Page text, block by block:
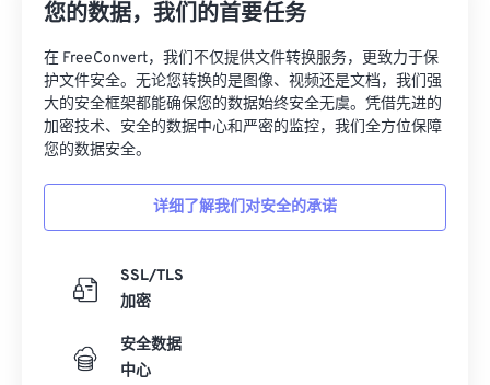
您的数据，我们的首要任务
在 FreeConvert，我们不仅提供文件转换服务，更致力于保
护文件安全。无论您转换的是图像、视频还是文档，我们强
大的安全框架都能确保您的数据始终安全无虞。凭借先进的
加密技术、安全的数据中心和严密的监控，我们全方位保障
您的数据安全。
详细了解我们对安全的承诺
SSL/TLS
加密
安全数据
中心